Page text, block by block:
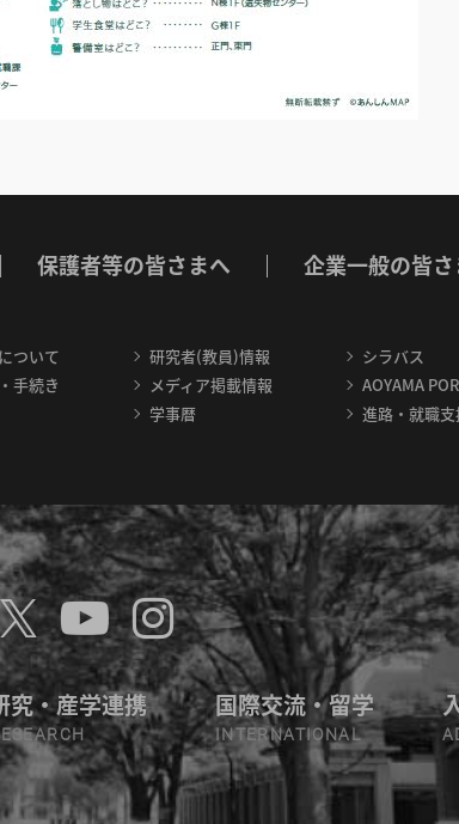
保護者等の皆さまへ 企業一般の皆
ついて
手続き
研究者(教員)情報
メディア掲載情報
学事暦
シラバス
AOYAMA
進路・就職
究・産学連携 国際交流・留学
INTERNATIONAL